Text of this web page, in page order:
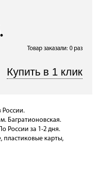
Товар заказали: 0 раз
России.
Багратионовская.
России за 1-2 дня.
пластиковые карты,